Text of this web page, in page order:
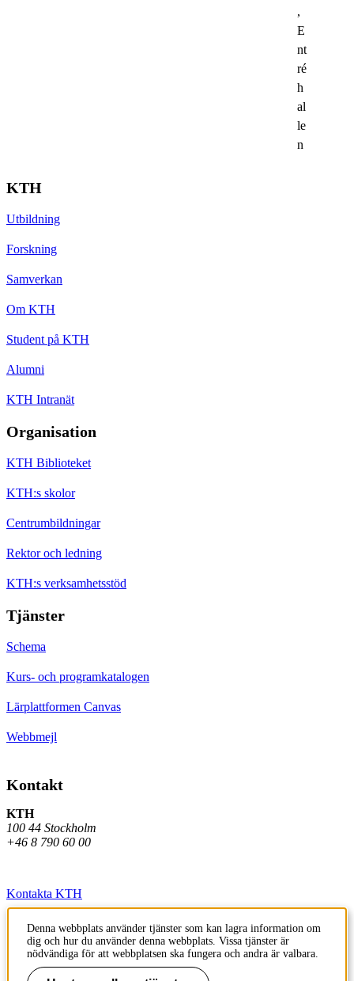
,
E
nt
ré
h
al
le
n
KTH
Utbildning
Forskning
Samverkan
Om KTH
Student på KTH
Alumni
KTH Intranät
Organisation
KTH Biblioteket
KTH:s skolor
Centrumbildningar
Rektor och ledning
KTH:s verksamhetsstöd
Tjänster
Schema
Kurs- och programkatalogen
Lärplattformen Canvas
Webbmejl
Kontakt
KTH
100 44 Stockholm
+46 8 790 60 00
Kontakta KTH
Jobba på KTH
Press och media
Denna webbplats använder tjänster som kan lagra information om
dig och hur du använder denna webbplats. Vissa tjänster är
nödvändiga för att webbplatsen ska fungera och andra är valbara.